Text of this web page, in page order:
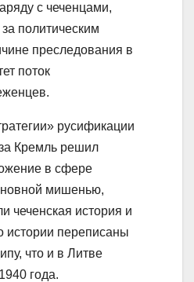
с чеченцами,
политическим
преследования в
поток
русификации
Кремль решил
в сфере
мишенью,
чеченская история и
истории переписаны
что и в Литве
года.